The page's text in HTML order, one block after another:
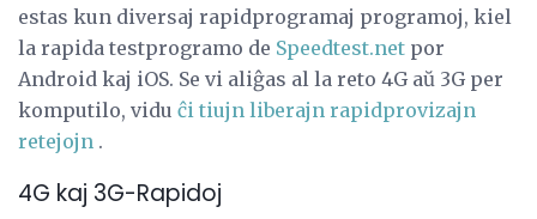
estas kun diversaj rapidprogramaj programoj, kiel
la rapida testprogramo de Speedtest.net por
Android kaj iOS. Se vi aliĝas al la reto 4G aŭ 3G per
komputilo, vidu ĉi tiujn liberajn rapidprovizajn
retejojn .
4G kaj 3G-Rapidoj